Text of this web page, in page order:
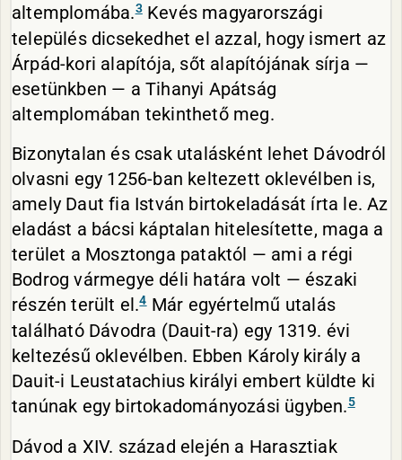
altemplomába.3Kevés magyarországi
település dicsekedhet el azzal, hogy ismert az
Árpád-kori alapítója, sőt alapítójának sírja —
esetünkben — a Tihanyi Apátság
altemplomában tekinthető meg.
Bizonytalan és csak utalásként lehet Dávodról
olvasni egy 1256-ban keltezett oklevélben is,
amely Daut fia István birtokeladását írta le. Az
eladást a bácsi káptalan hitelesítette, maga a
terület a Mosztonga pataktól — ami a régi
Bodrog vármegye déli határa volt — északi
részén terült el.4Már egyértelmű utalás
található Dávodra (Dauit-ra) egy 1319. évi
keltezésű oklevélben. Ebben Károly király a
Dauit-i Leustatachius királyi embert küldte ki
tanúnak egy birtokadományozási ügyben.5
Dávod a XIV. század elején a Harasztiak